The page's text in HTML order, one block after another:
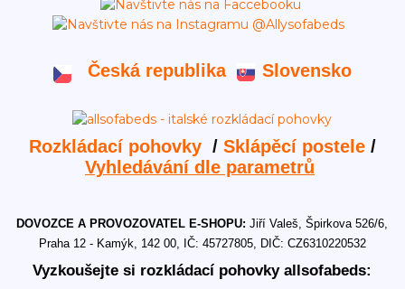
Česká republika Slovensko
Rozkládací pohovky / Sklápěcí postele/
Vyhledávání dle parametrů
DOVOZCE A PROVOZOVATEL E-SHOPU:Jiří Valeš, Špirkova 526/6,
Praha 12 - Kamýk, 142 00, IČ: 45727805, DIČ: CZ6310220532
Vyzkoušejte si rozkládací pohovky allsofabeds: